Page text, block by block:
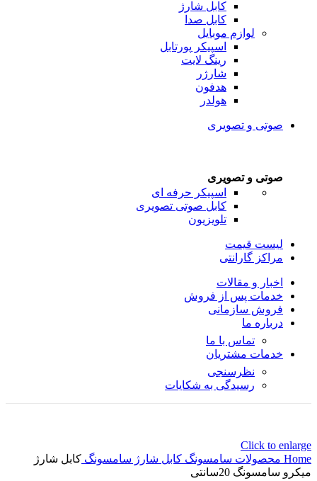
کابل شارژ
کابل صدا
لوازم موبایل
اسپیکر پورتابل
رینگ لایت
شارژر
هدفون
هولدر
صوتی و تصویری
صوتی و تصویری
اسپیکر حرفه ای
کابل صوتی تصویری
تلویزیون
لیست قیمت
مراکز گارانتی
اخبار و مقالات
خدمات پس از فروش
فروش سازمانی
درباره ما
تماس با ما
خدمات مشتریان
نظرسنجی
رسیدگی به شکایات
Click to enlarge
Home محصولات سامسونگ کابل شارژ سامسونگ کابل شارژ
میکرو سامسونگ 20سانتی